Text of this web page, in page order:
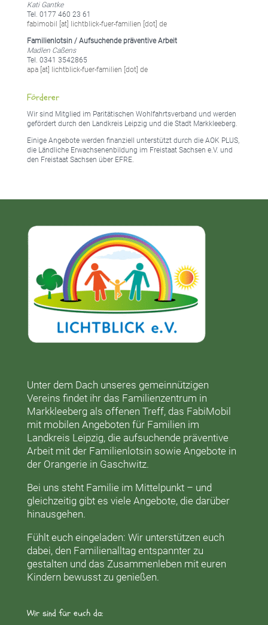
Kati Gantke
Tel. 0177 460 23 61
fabimobil [at] lichtblick-fuer-familien [dot] de
Familienlotsin / Aufsuchende präventive Arbeit
Madlen Caßens
Tel. 0341 3542865
apa [at] lichtblick-fuer-familien [dot] de
Förderer
Wir sind Mitglied im Paritätischen Wohlfahrtsverband und werden
gefördert durch den Landkreis Leipzig und die Stadt Markkleeberg.
Einige Angebote werden finanziell unterstützt durch die AOK PLUS,
die Ländliche Erwachsenenbildung im Freistaat Sachsen e.V. und
den Freistaat Sachsen über EFRE.
Unter dem Dach unseres gemeinnützigen
Vereins findet ihr das Familienzentrum in
Markkleebergals offenen Treff, das FabiMobil
mit mobilen Angeboten für Familien im
Landkreis Leipzig, die aufsuchende präventive
Arbeit mit der Familienlotsin sowie Angebote in
der Orangeriein Gaschwitz.
Bei uns steht Familie im Mittelpunkt – und
gleichzeitig gibt es viele Angebote, die darüber
hinausgehen.
Fühlt euch eingeladen: Wir unterstützen euch
dabei, den Familienalltag entspannter zu
gestalten und das Zusammenleben mit euren
Kindern bewusst zu genießen.
Wir sind für euch da: